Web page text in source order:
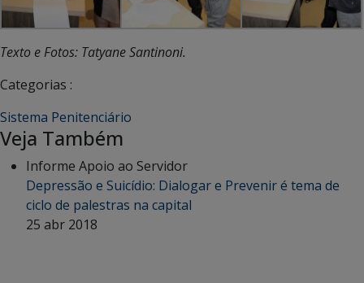
Texto e Fotos: Tatyane Santinoni.
Categorias :
Sistema Penitenciário
Veja Também
Informe Apoio ao Servidor
Depressão e Suicídio: Dialogar e Prevenir é tema de
ciclo de palestras na capital
25 abr 2018